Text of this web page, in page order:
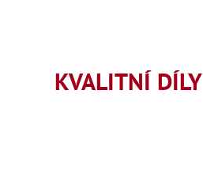
KVALITNÍ DÍLY